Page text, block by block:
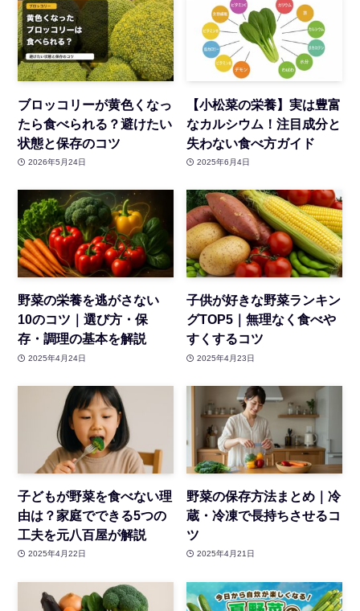
ブロッコリーが黄色くなっ
たら食べられる？避けたい
状態と保存のコツ
2026年5月24日
【小松菜の栄養】実は豊富
なカルシウム！注目成分と
失わない食べ方ガイド
2025年6月4日
野菜の栄養を逃がさない
10のコツ｜選び方・保
存・調理の基本を解説
2025年4月24日
子供が好きな野菜ランキン
グTOP5｜無理なく食べや
すくするコツ
2025年4月23日
子どもが野菜を食べない理
由は？家庭でできる5つの
工夫を元八百屋が解説
2025年4月22日
野菜の保存方法まとめ｜冷
蔵・冷凍で長持ちさせるコ
ツ
2025年4月21日